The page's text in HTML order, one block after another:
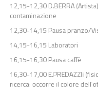
12,15-12,30 D.BERRA
contaminazione
12,30-14,15 Pausa pranzo/
14,15-16,15 Laboratori
16,15-16,30 Pausa caffè
16,30-17,00 E.PREDAZZIi
ricerca: occorre il colore